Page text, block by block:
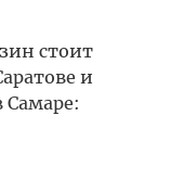
стоит
и
Самаре: